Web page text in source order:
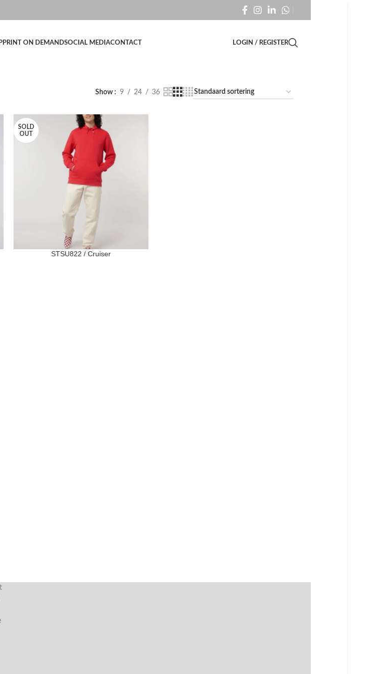
PRINT ON DEMANDSOCIAL MEDIACONTACT LOGIN / REGISTER
Show 9 24 36
SOLD
OUT
STSU822 / Cruiser